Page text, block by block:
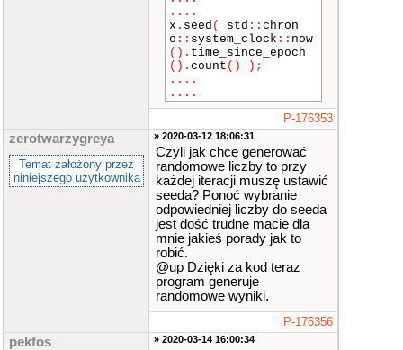
"Text.txt"
) ;
ifstream work (
"Work.txt" );
multimap < strin
g , string w_trans
s,w_trans);
;
default_random_e
ngine x;
while( getline(
work,calls) )
{
string word
istringstrea
m s(calls);
while( s>>
word
{
auto
=w_trans. find
);
it=
=w_trans.end() )
....
x . seed ( std :: chron
o :: system_clock :: now
() . time_since_epoch
() . count () ) ;
....
....
P-176353
zerotwarzygreya
Temat założony przez
niniejszego użytkownika
» 2020-03-12 18:06:31
Czyli jak chce generować
randomowe liczby to przy
każdej iteracji muszę ustawić
seeda? Ponoć wybranie
odpowiedniej liczby do seeda
jest dość trudne macie dla
mnie jakieś porady jak to
robić.
@up Dzięki za kod teraz
program generuje
randomowe wyniki.
P-176356
pekfos » 2020-03-14 16:00:34